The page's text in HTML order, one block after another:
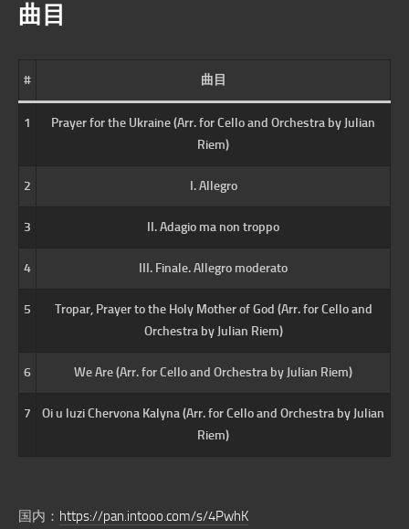
曲目
# 曲目
1
Prayer for the Ukraine (Arr. for Cello and Orchestra by Julian
Riem)
2 I. Allegro
3 II. Adagio ma non troppo
4 III. Finale. Allegro moderato
5
Tropar, Prayer to the Holy Mother of God (Arr. for Cello and
Orchestra by Julian Riem)
6 We Are (Arr. for Cello and Orchestra by Julian Riem)
7
Oi u luzi Chervona Kalyna (Arr. for Cello and Orchestra by Julian
Riem)
国内： https://pan.intooo.com/s/4PwhK